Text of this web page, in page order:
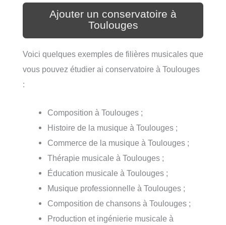
Ajouter un conservatoire à
Toulouges
Voici quelques exemples de filières musicales que
vous pouvez étudier ai conservatoire à Toulouges
:
Composition à Toulouges ;
Histoire de la musique à Toulouges ;
Commerce de la musique à Toulouges ;
Thérapie musicale à Toulouges ;
Éducation musicale à Toulouges ;
Musique professionnelle à Toulouges ;
Composition de chansons à Toulouges ;
Production et ingénierie musicale à